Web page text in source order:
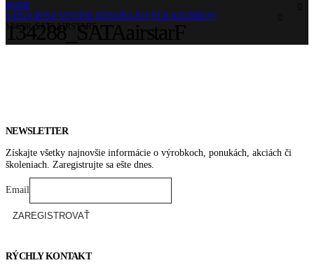
HOME
SATA® RPS® SYSTÉM JEDNORAZOVÝCH KELÍMKOV
NEWSLETTER
Získajte všetky najnovšie informácie o výrobkoch, ponukách, akciách či
školeniach. Zaregistrujte sa ešte dnes.
Email
RÝCHLY KONTAKT